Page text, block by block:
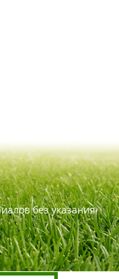
без указания